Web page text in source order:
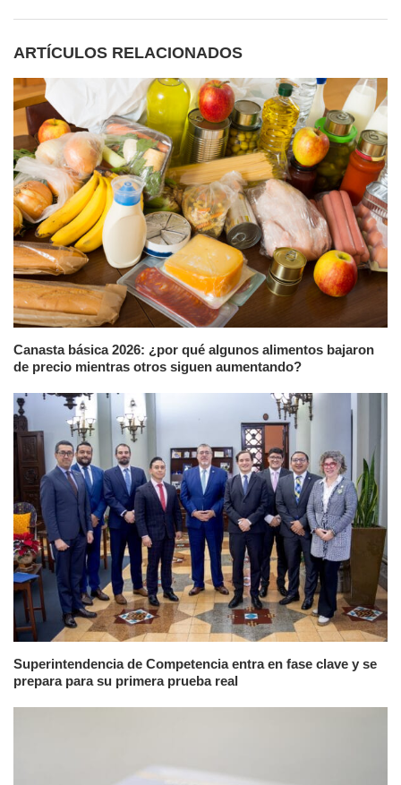
ARTÍCULOS RELACIONADOS
Canasta básica 2026: ¿por qué algunos alimentos bajaron
de precio mientras otros siguen aumentando?
Superintendencia de Competencia entra en fase clave y se
prepara para su primera prueba real